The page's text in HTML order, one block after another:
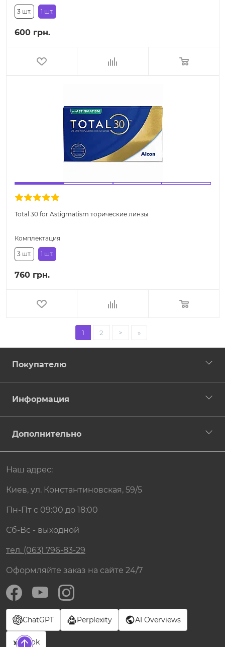
3 шт. 1 шт.
600 грн.
Total 30 for Astigmatism торические линзы
Комплектация
3 шт. 1 шт.
760 грн.
1 2 > »
Покупателю
Информация
Дополнительно
Наш адрес:
Киев, ул. Константиновская, 59/5
Пн-Пт с 09:00 до 18:00
Сб-Вс - выходной
тел. (063) 796-83-29
Оформляйте заказ на сайте 24/7
ChatGPT Perplexity AI Overviews
Grok